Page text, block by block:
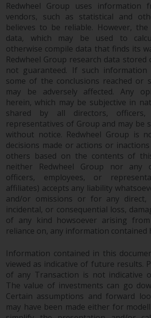
Fonds zu investieren,
vorbehaltlich der
erhöhten Sorgfaltspflicht.
Um festzustellen, ob ein
Fonds eine geeignete
Sie ist, prüfen Sie
Anlageziele, das Risiko
Gebühren und Ausgaben
Fonds prüfen. Diese und
Informationen finden Sie
Verkaufsprospekt des
telefonisch unter 1-855-
FUND erhältlich ist oder
Sie
https://
and-documents/
lesen Sie den
sorgfältig durch, bevor Sie
investieren.
Andere auf dieser Website
beschriebene Fonds
nicht den gleichen
regulatorischen
wie 40 Act Funds,
der Anforderungen an
Redwheel Group uses information
vendors, such as statistical and
believes to be reliable. However,
data, which may be used to
otherwise compile data that finds its
Redwheel Group research data stored
not guaranteed. If such information
some of the conclusions reached or
may be adversely affected. Any
herein, which may be subjective in
shared by all directors, officers,
representatives of Group and may be
without notice. Redwheel Group is
decisions made or actions or
others based on the contents of
neither Redwheel Group nor any
officers, employees, or
affiliates) accepts any liability
and/or omissions or for any direct,
incidental, or consequential loss,
of any kind howsoever arising
reliance on, any information contained
Information contained in this
viewed as indicative of future results.
of any Transaction is not indicative
The value of investments can go
Certain assumptions and forward
may have been made either for